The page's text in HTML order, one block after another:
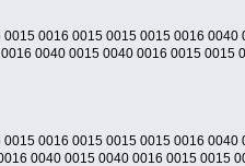
0016 0015 0015 0015 0016 0040
0040 0015 0040 0016 0015 0015
0016 0015 0015 0015 0016 0040
0040 0015 0040 0016 0015 0015